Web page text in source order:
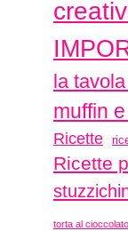
la
muffin
Ricette
Ricette
torta al cioccolato